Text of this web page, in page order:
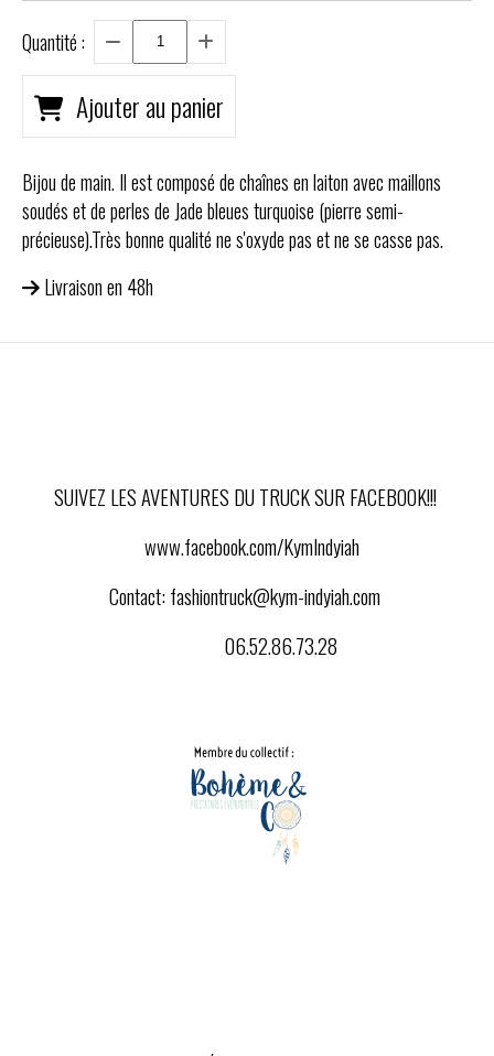
Quantité :
Ajouter au panier
Bijou de main. Il est composé de chaînes en laiton avec maillons
soudés et de perles de Jade bleues turquoise (pierre semi-
précieuse).Très bonne qualité ne s'oxyde pas et ne se casse pas.
Livraison en 48h
SUIVEZ LES AVENTURES DU TRUCK SUR FACEBOOK!!!
www.facebook.com/KymIndyiah
Contact:fashiontruck@kym-indyiah.com
06.52.86.73.28